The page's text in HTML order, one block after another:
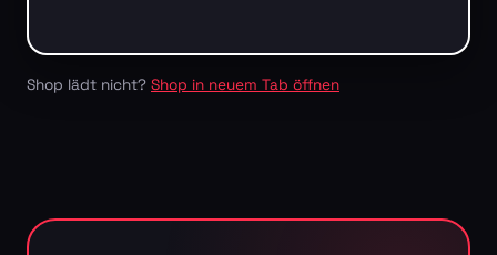
Shop lädt nicht? Shop in neuem Tab öffnen